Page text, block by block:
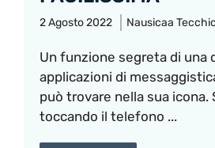
2 Agosto 2022 Nausicaa
Un funzione segreta di una
applicazioni di
può trovare nella sua
toccando il telefono ...